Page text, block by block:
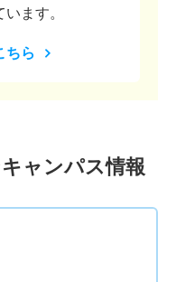
ます。
ちら
ャンパス情報